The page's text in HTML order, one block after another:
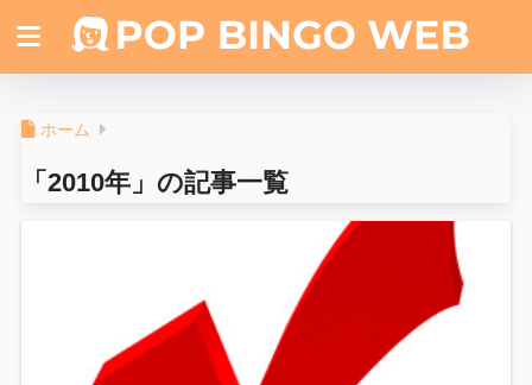
ホーム
「2010年」の記事一覧